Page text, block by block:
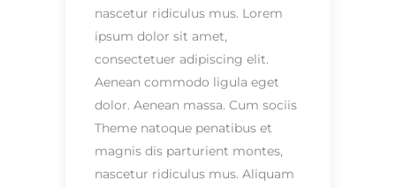
nascetur ridiculus mus. Lorem
ipsum dolor sit amet,
consectetuer adipiscing elit.
Aenean commodo ligula eget
dolor. Aenean massa. Cum sociis
Theme natoque penatibus et
magnis dis parturient montes,
nascetur ridiculus mus. Aliquam